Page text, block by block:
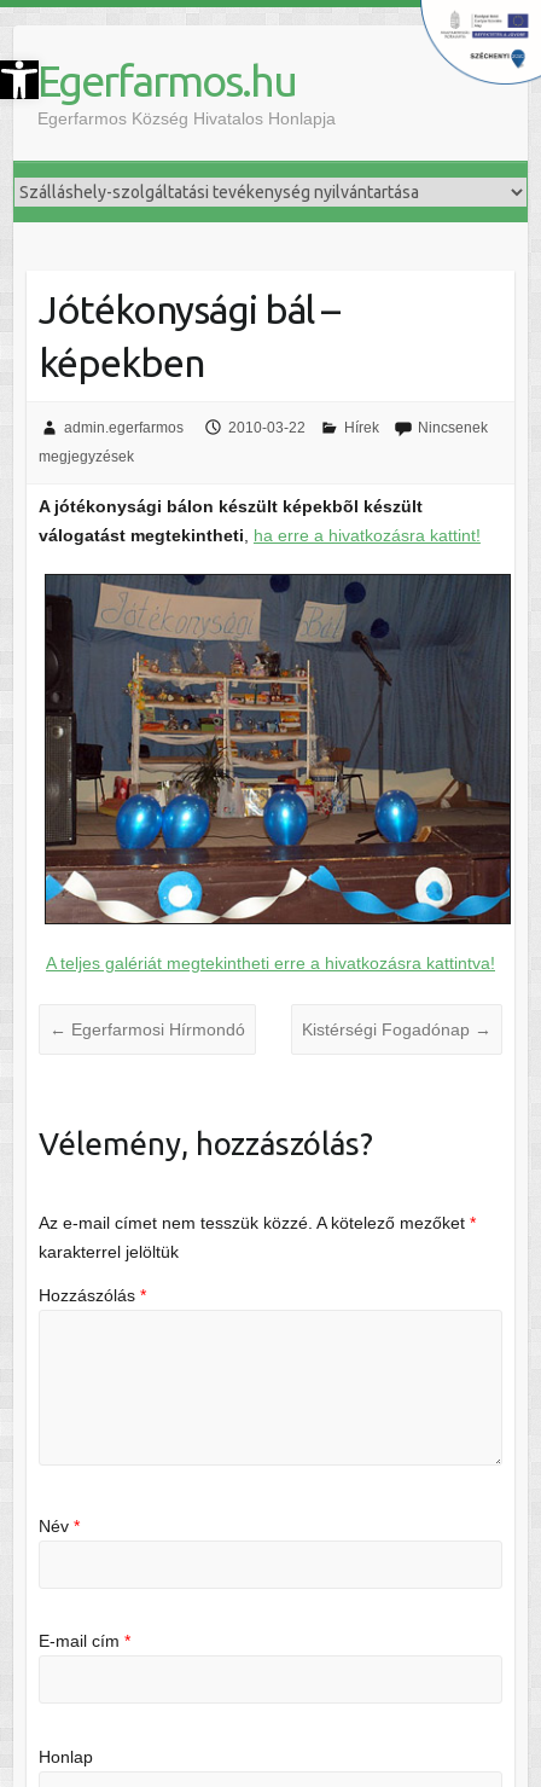
Eszköztár megnyitása Egerfarmos.hu
Egerfarmos Község Hivatalos Honlapja
Jótékonysági bál –
képekben
admin.egerfarmos 2010-03-22 Hírek
Nincsenek
megjegyzések
A jótékonysági bálon készült képekbõl készült
válogatást megtekintheti
ha erre a hivatkozásra kattint!
A teljes galériát megtekintheti erre a hivatkozásra kattintva!
← Egerfarmosi Hírmondó Kistérségi Fogadónap →
Vélemény, hozzászólás?
Az e-mail címet nem tesszük közzé. A kötelező mezőket *
karakterrel jelöltük
Hozzászólás *
Név *
E-mail cím *
Honlap